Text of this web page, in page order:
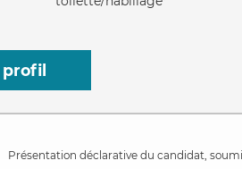
Présentation déclarative du candidat,